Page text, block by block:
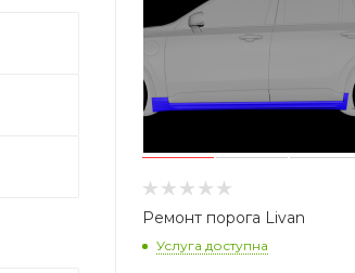
Ремонт порога Livan
Услуга доступна